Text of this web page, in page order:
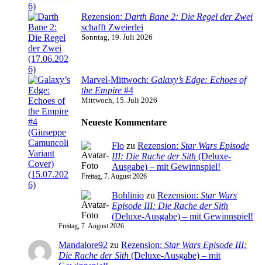
Rezension: Darth Bane 2: Die Regel der Zwei
schafft Zweierlei
Sonntag, 19. Juli 2026
Marvel-Mittwoch: Galaxy’s Edge: Echoes of
the Empire #4
Mittwoch, 15. Juli 2026
Neueste Kommentare
Flo zu Rezension: Star Wars Episode
III: Die Rache der Sith (Deluxe-
Ausgabe) – mit Gewinnspiel!
Freitag, 7. August 2026
Bohlinio zu Rezension: Star Wars
Episode III: Die Rache der Sith
(Deluxe-Ausgabe) – mit Gewinnspiel!
Freitag, 7. August 2026
Mandalore92 zu Rezension: Star Wars Episode III:
Die Rache der Sith (Deluxe-Ausgabe) – mit